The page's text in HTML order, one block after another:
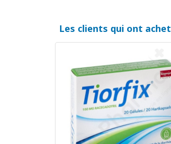
Les clients qui ont